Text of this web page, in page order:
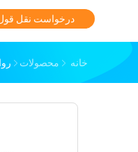
درخواست نقل
خانه محصولات